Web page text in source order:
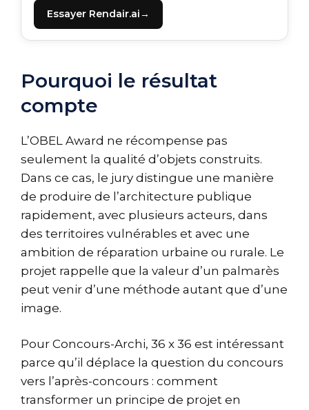
Essayer Rendair.ai
Pourquoi le résultat
compte
L’OBEL Award ne récompense pas
seulement la qualité d’objets construits.
Dans ce cas, le jury distingue une manière
de produire de l’architecture publique
rapidement, avec plusieurs acteurs, dans
des territoires vulnérables et avec une
ambition de réparation urbaine ou rurale. Le
projet rappelle que la valeur d’un palmarès
peut venir d’une méthode autant que d’une
image.
Pour Concours-Archi, 36 x 36 est intéressant
parce qu’il déplace la question du concours
vers l’après-concours : comment
transformer un principe de projet en